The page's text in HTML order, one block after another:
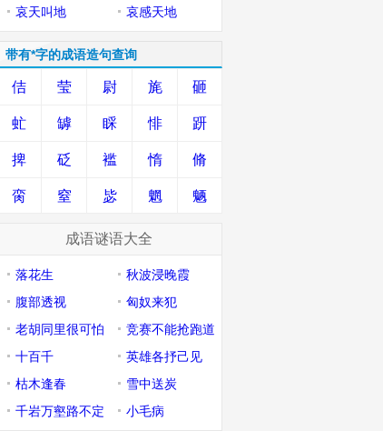
哀天叫地
哀感天地
带有*字的成语造句查询
佶 莹 尉 旄 砸
虻 罅 睬 悱 趼
捭 砭 褴 惰 脩
脔 窒 毖 魍 魉
成语谜语大全
落花生
秋波浸晚霞
腹部透视
匈奴来犯
老胡同里很可怕
竞赛不能抢跑道
十百千
英雄各抒己见
枯木逢春
雪中送炭
千岩万壑路不定
小毛病